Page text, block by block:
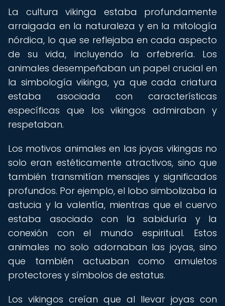
La cultura vikinga estaba profundamente
arraigada en la naturaleza y en la mitología
nórdica, lo que se reflejaba en cada aspecto
de su vida, incluyendo la orfebrería. Los
animales desempeñaban un papel crucial en
la simbología vikinga, ya que cada criatura
estaba asociada con características
específicas que los vikingos admiraban y
respetaban.
Los motivos animales en las joyas vikingas no
solo eran estéticamente atractivos, sino que
también transmitían mensajes y significados
profundos. Por ejemplo, el lobo simbolizaba la
astucia y la valentía, mientras que el cuervo
estaba asociado con la sabiduría y la
conexión con el mundo espiritual. Estos
animales no solo adornaban las joyas, sino
que también actuaban como amuletos
protectores y símbolos de estatus.
Los vikingos creían que al llevar joyas con